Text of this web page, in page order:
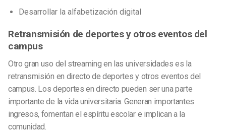
Desarrollar la alfabetización digital
Retransmisión de deportes y otros eventos del
campus
Otro gran uso del streaming en las universidades es la
retransmisión en directo de deportes y otros eventos del
campus. Los deportes en directo pueden ser una parte
importante de la vida universitaria. Generan importantes
ingresos, fomentan el espíritu escolar e implican a la
comunidad.